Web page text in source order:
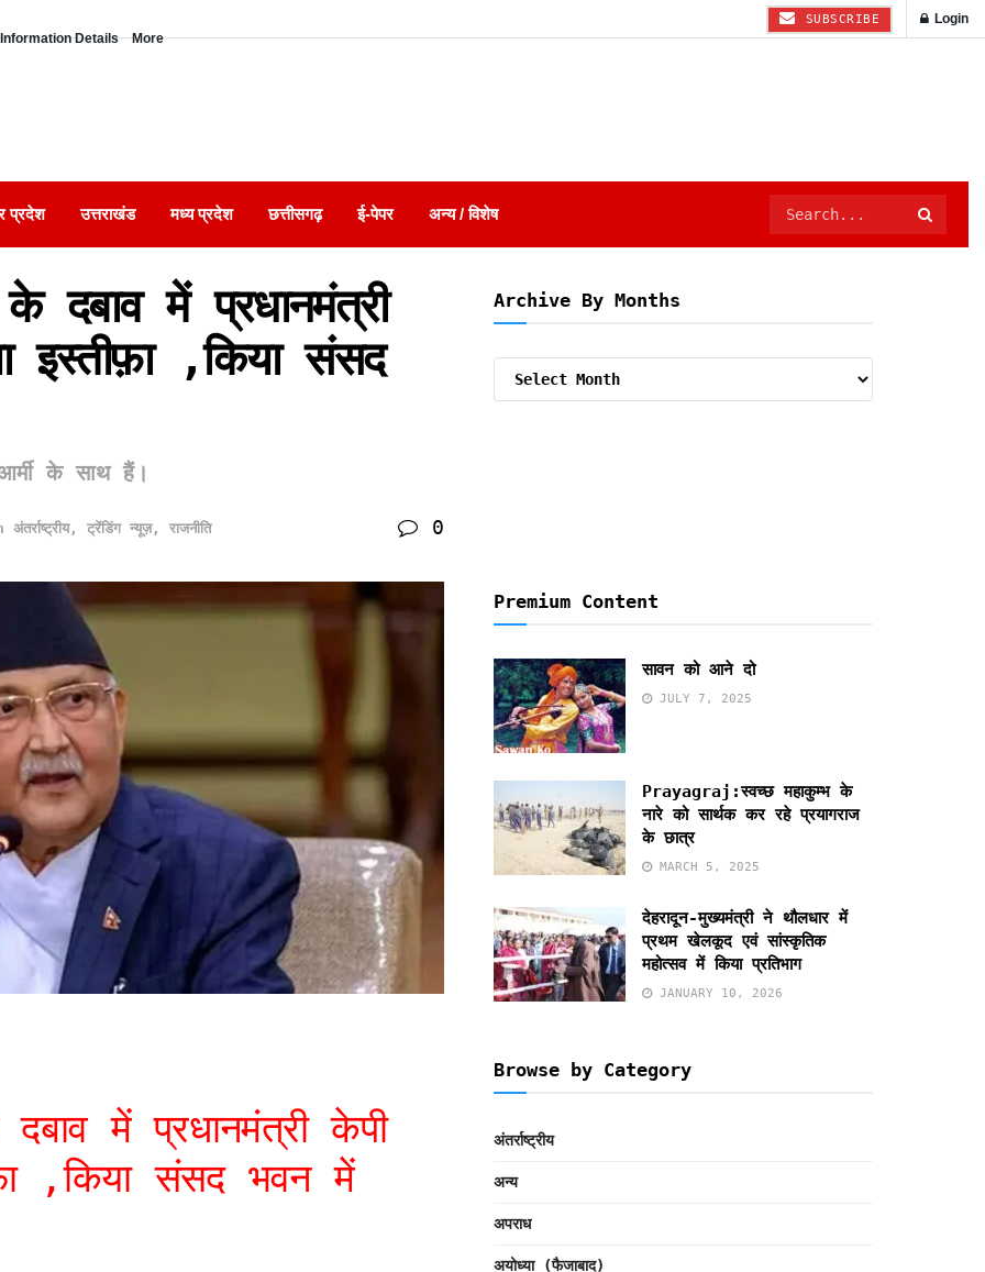
Details More
SUBSCRIBE Login
प्रदेश उत्तराखंड मध्य प्रदेश छत्तीसगढ़ ई-पेपर अन्य / विशेष
के दबाव में प्रधानमंत्री
इस्तीफ़ा ,किया संसद
के साथ हैं।
अंतर्राष्ट्रीय, ट्रेंडिंग न्यूज़, राजनीति 0
दबाव में प्रधानमंत्री केपी
,किया संसद भवन में
Archive By Months
Premium Content
सावन को आने दो
JULY 7, 2025
Prayagraj:स्वच्छ महाकुम्भ के
नारे को सार्थक कर रहे प्रयागराज
के छात्र
MARCH 5, 2025
देहरादून-मुख्यमंत्री ने थौलधार में
प्रथम खेलकूद एवं सांस्कृतिक
महोत्सव में किया प्रतिभाग
JANUARY 10, 2026
Browse by Category
अंतर्राष्ट्रीय
अन्य
अपराध
अयोध्या (फैजाबाद)